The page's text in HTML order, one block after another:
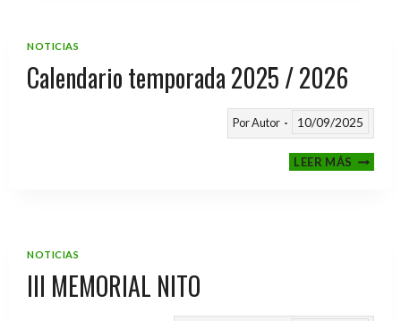
NOTICIAS
Calendario temporada 2025 / 2026
PorAutor 10/09/2025
LEER MÁS
NOTICIAS
III MEMORIAL NITO